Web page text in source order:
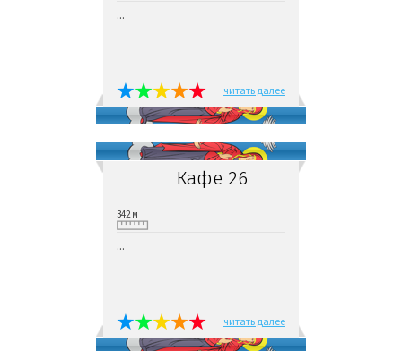
...
читать далее
Кафе 26
342 м
...
читать далее